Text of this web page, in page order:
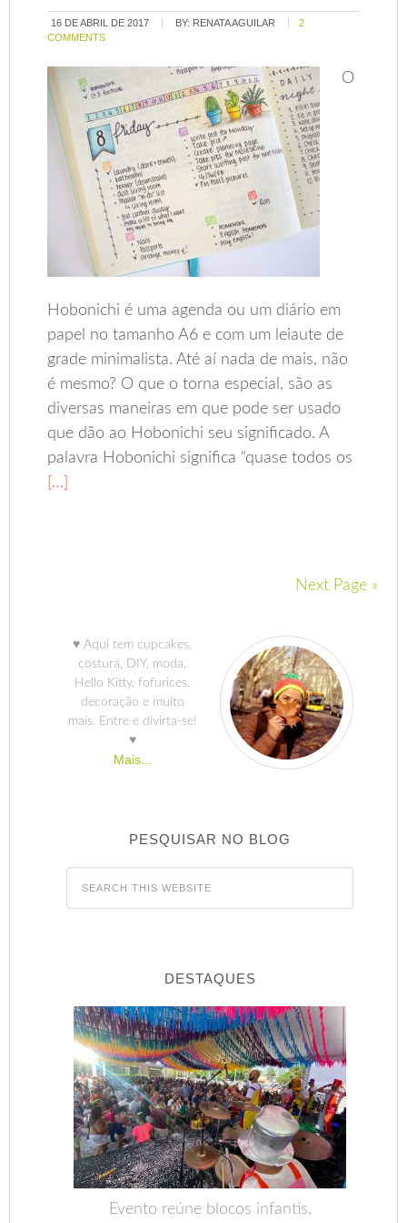
16 DE ABRIL DE 2017 BY: RENATA AGUILAR
2
COMMENTS
O
Hobonichi é uma agenda ou um diário em
papel no tamanho A6 e com um leiaute de
grade minimalista. Até aí nada de mais, não
é mesmo? O que o torna especial, são as
diversas maneiras em que pode ser usado
que dão ao Hobonichi seu significado. A
palavra Hobonichi significa “quase todos os
[…]
Next Page »
♥ Aqui tem cupcakes,
costura, DIY, moda,
Hello Kitty, fofurices,
decoração e muito
mais. Entre e divirta-se!
♥
Mais...
PESQUISAR NO BLOG
DESTAQUES
Evento reúne blocos infantis,